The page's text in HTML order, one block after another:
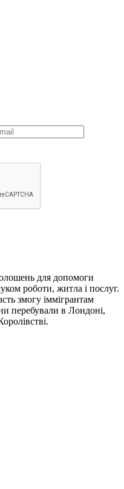
для допомоги
роботи, житла і послуг.
змогу іммігрантам
перебували в Лондоні,